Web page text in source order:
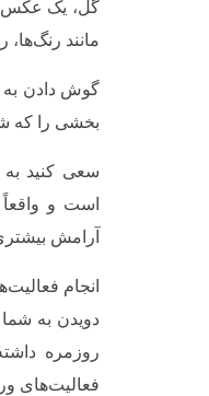
گل، یک عکس
مانند رنگ‌ها،
گوش دادن به
بخشی را که
سعی کنید
است و
آرامش
انجام
دویدن به
روزمره
فعالیت‌های